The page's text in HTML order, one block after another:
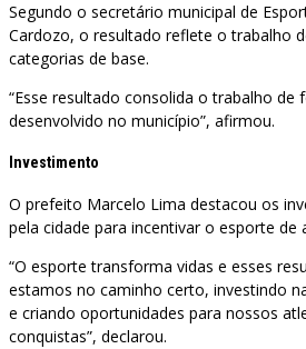
Segundo o secretário municipal de
Cardozo, o resultado reflete o trabalho
categorias de base.
“Esse resultado consolida o trabalho de
desenvolvido no município”, afirmou.
Investimento
O prefeito Marcelo Lima destacou os
pela cidade para incentivar o esporte de
“O esporte transforma vidas e esses
estamos no caminho certo, investindo
e criando oportunidades para nossos
conquistas”, declarou.